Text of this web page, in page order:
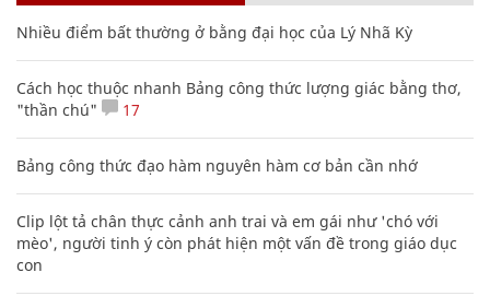
Nhiều điểm bất thường ở bằng đại học của Lý Nhã Kỳ
Cách học thuộc nhanh Bảng công thức lượng giác bằng thơ,
"thần chú"
17
Bảng công thức đạo hàm nguyên hàm cơ bản cần nhớ
Clip lột tả chân thực cảnh anh trai và em gái như 'chó với
mèo', người tinh ý còn phát hiện một vấn đề trong giáo dục
con